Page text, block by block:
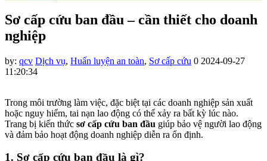
Sơ cấp cứu ban đầu – cần thiết cho doanh
nghiệp
by: qcv Dịch vụ, Huấn luyện an toàn, Sơ cấp cứu 0 2024-09-27
11:20:34
Trong môi trường làm việc, đặc biệt tại các doanh nghiệp sản xuất
hoặc nguy hiểm, tai nạn lao động có thể xảy ra bất kỳ lúc nào.
Trang bị kiến thức sơ cấp cứu ban đầu giúp bảo vệ người lao động
và đảm bảo hoạt động doanh nghiệp diễn ra ổn định.
1. Sơ cấp cứu ban đầu là gì?